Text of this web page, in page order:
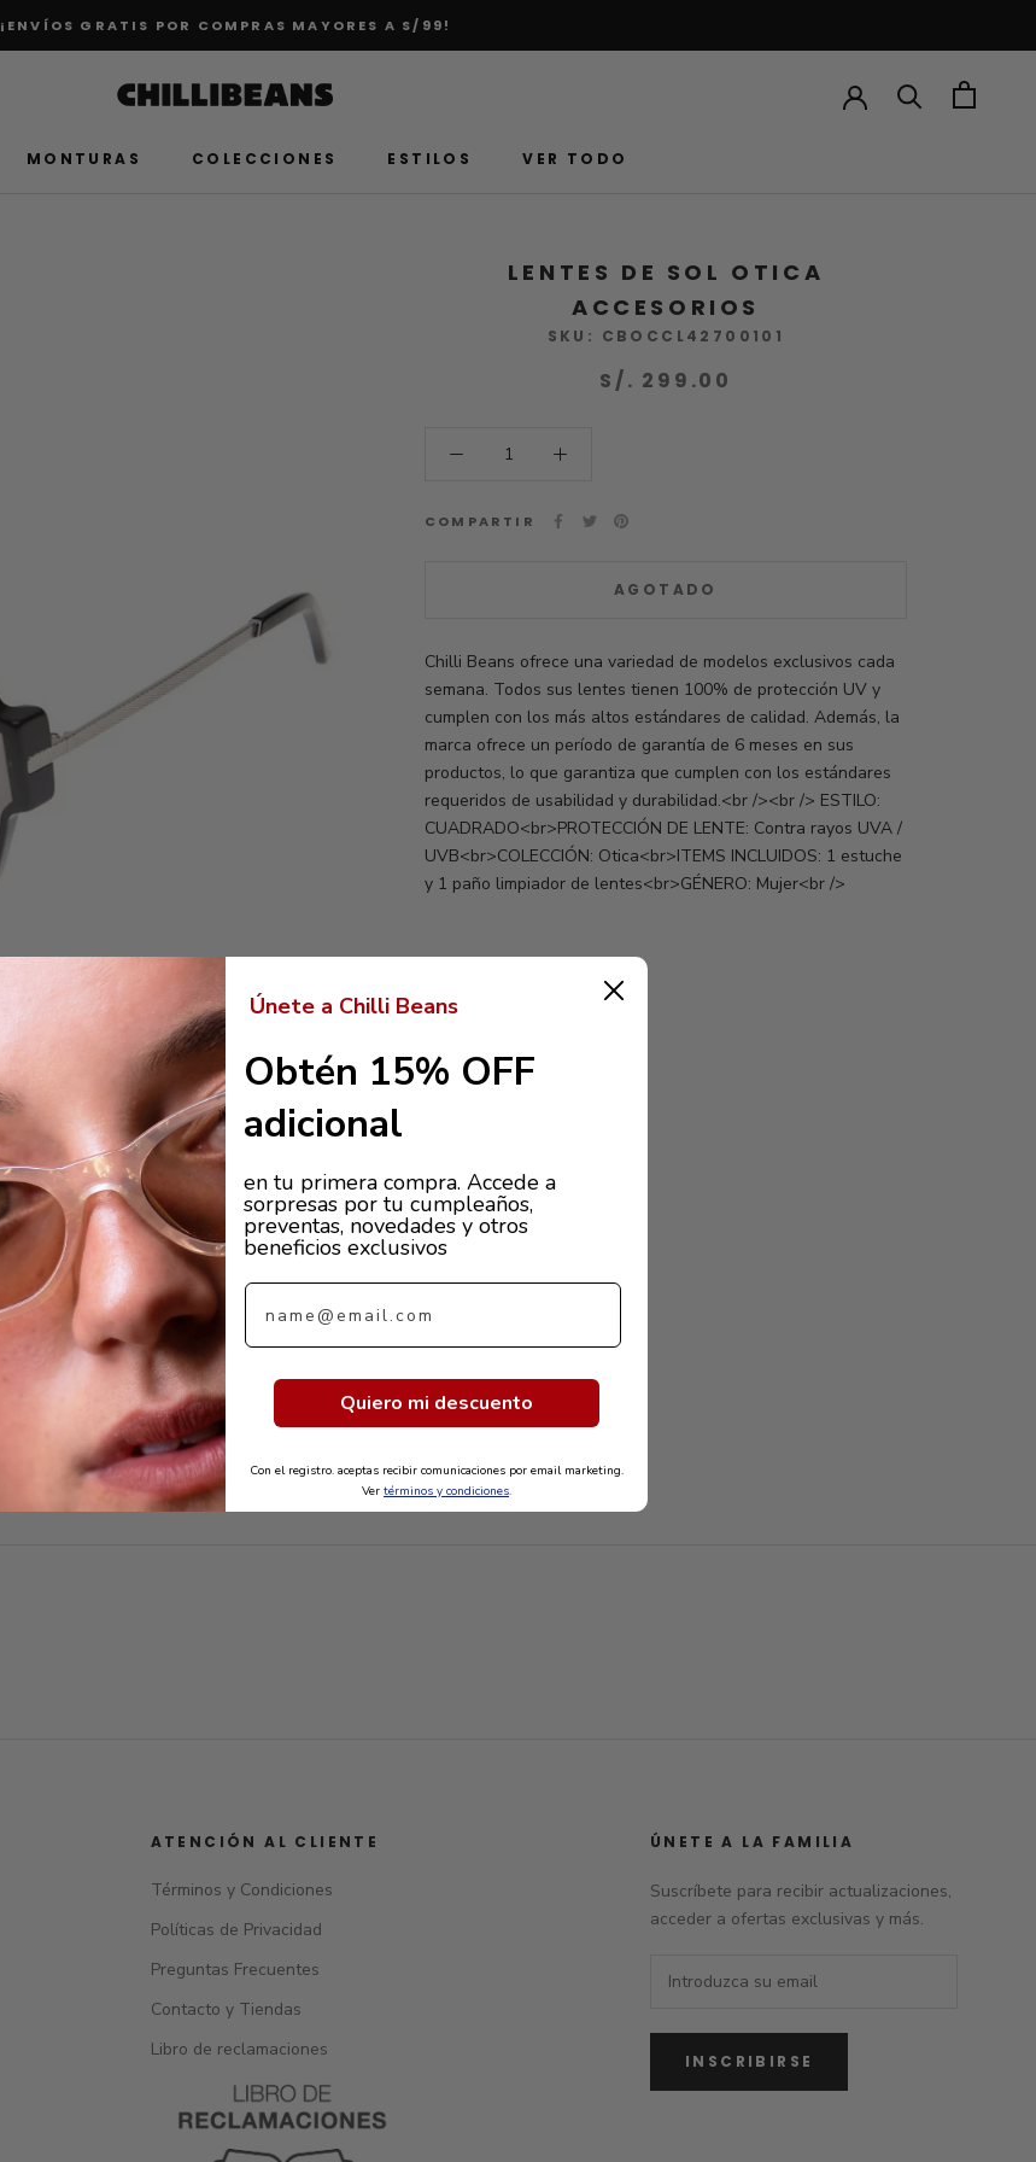
¡ENVÍOS GRATIS POR COMPRAS MAYORES A S/99!
MONTURAS COLECCIONES ESTILOS
VER TODO
LENTES DE SOL OTICA
ACCESORIOS
SKU: CBOCCL42700101
S/. 299.00
COMPARTIR
AGOTADO
Chilli Beans ofrece una variedad de modelos exclusivos cada
semana. Todos sus lentes tienen 100% de protección UV y
cumplen con los más altos estándares de calidad. Además, la
marca ofrece un período de garantía de 6 meses en sus
productos, lo que garantiza que cumplen con los estándares
requeridos de usabilidad y durabilidad.<br /><br /> ESTILO:
CUADRADO<br>PROTECCIÓN DE LENTE: Contra rayos UVA /
UVB<br>COLECCIÓN: Otica<br>ITEMS INCLUIDOS: 1 estuche
y 1 paño limpiador de lentes<br>GÉNERO: Mujer<br />
ATENCIÓN AL CLIENTE
Términos y Condiciones
Políticas de Privacidad
Preguntas Frecuentes
Contacto y Tiendas
Libro de reclamaciones
ÚNETE A LA FAMILIA
Suscríbete para recibir actualizaciones,
acceder a ofertas exclusivas y más.
INSCRIBIRSE
Únete a Chilli Beans
Obtén 15% OFF
adicional
en tu primera compra. Accede a
sorpresas por tu cumpleaños,
preventas, novedades y otros
beneficios exclusivos
Email
Quiero mi descuento
Con el registro. aceptas recibir comunicaciones por email marketing.
Ver términos y condiciones.